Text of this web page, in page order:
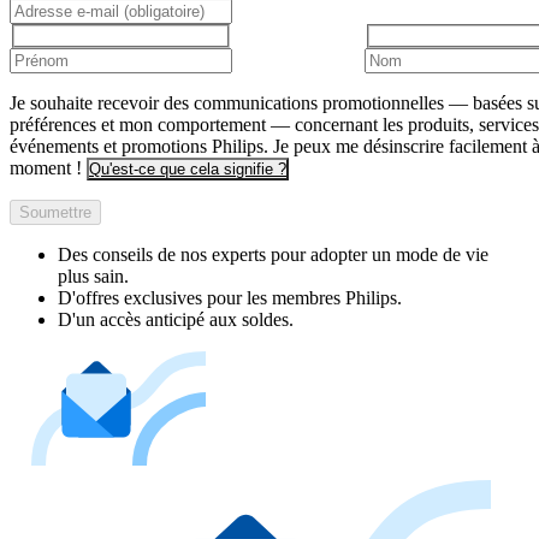
Je souhaite recevoir des communications promotionnelles — basées
préférences et mon comportement — concernant les produits,
événements et promotions Philips. Je peux me désinscrire facilement
moment ! Qu'est-ce que cela signifie ?
Soumettre
Des conseils de nos experts pour adopter un mode de vie
plus sain.
D'offres exclusives pour les membres Philips.
D'un accès anticipé aux soldes.